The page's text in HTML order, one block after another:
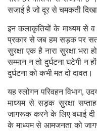
सजाई है जो दूर से चमकती
इन कलाकृतियों के माध्यम से
प्रकार से जब हम सड़क पर
सुरक्षा एक है नारा सुरक्षा भरा
सम्मान न तो दुर्घटना घटेगी न
दुर्घटना को कभी मत दो दावत।
यह स्लोगन परिवहन विभाग,
माध्यम से सड़क सुरक्षा
जागरूक करने के लिए बधाई दी
के माध्यम से आमजनता को